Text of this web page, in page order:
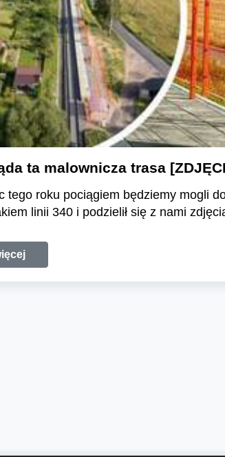
ta malownicza trasa
roku pociągiem będziemy mogli
linii 340 i podzielił się z nami